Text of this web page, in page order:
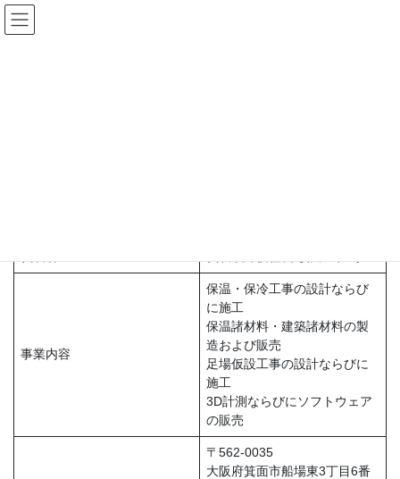
コ
ン
ナ
ビ
事業内容
保温・保冷工事の設計ならび
に施工
保温諸材料・建築諸材料の製
造および販売
足場仮設工事の設計ならびに
施工
3D計測ならびにソフトウェア
の販売
〒562-0035
大阪府箕面市船場東3丁目6番